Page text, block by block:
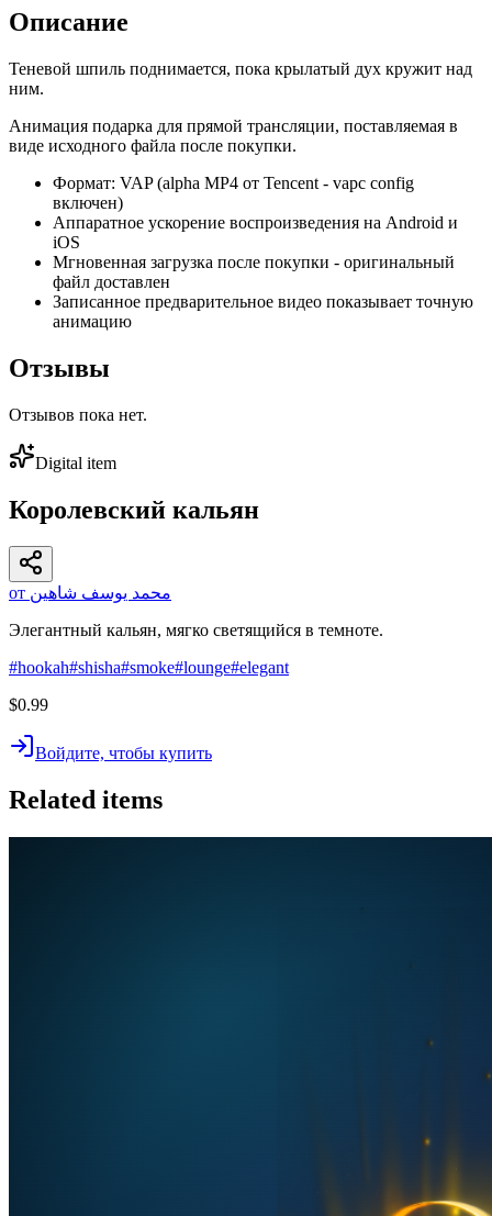
Описание
Теневой шпиль поднимается, пока крылатый дух кружит над
ним.
Анимация подарка для прямой трансляции, поставляемая в
виде исходного файла после покупки.
Формат: VAP (alpha MP4 от Tencent - vapc config
включен)
Аппаратное ускорение воспроизведения на Android и
iOS
Мгновенная загрузка после покупки - оригинальный
файл доставлен
Записанное предварительное видео показывает точную
анимацию
Отзывы
Отзывов пока нет.
Digital item
Королевский кальян
от محمد يوسف شاهين
Элегантный кальян, мягко светящийся в темноте.
#hookah#shisha#smoke#lounge#elegant
$0.99
Войдите, чтобы купить
Related items